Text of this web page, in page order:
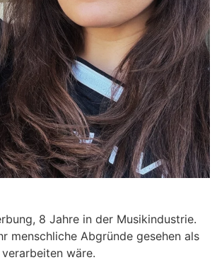
8 Jahre in der Musikindustrie.
menschliche Abgründe gesehen als
wäre.